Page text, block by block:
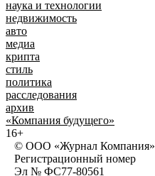
наука и технологии
недвижимость
авто
медиа
крипта
стиль
политика
расследования
архив
«Компания будущего»
16+
© ООО «Журнал Компания»
Регистрационный номер
Эл № ФС77-80561